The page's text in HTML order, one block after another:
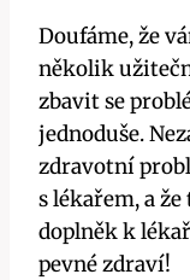
Doufáme, že
několik
zbavit se
jednoduše.
zdravotní
s lékařem, a
doplněk k
pevné zdraví!